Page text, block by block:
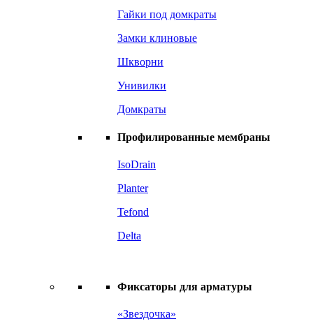
Гайки под домкраты
Замки клиновые
Шкворни
Унивилки
Домкраты
Профилированные мембраны
IsoDrain
Planter
Tefond
Delta
Фиксаторы для арматуры
«Звездочка»